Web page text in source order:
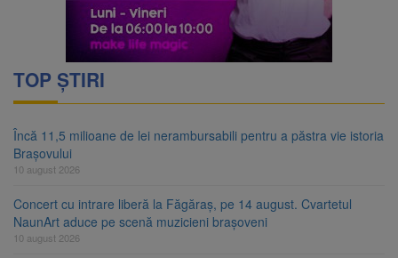
TOP ȘTIRI
Încă 11,5 milioane de lei nerambursabili pentru a păstra vie istoria
Brașovului
10 august 2026
Concert cu intrare liberă la Făgăraș, pe 14 august. Cvartetul
NaunArt aduce pe scenă muzicieni brașoveni
10 august 2026